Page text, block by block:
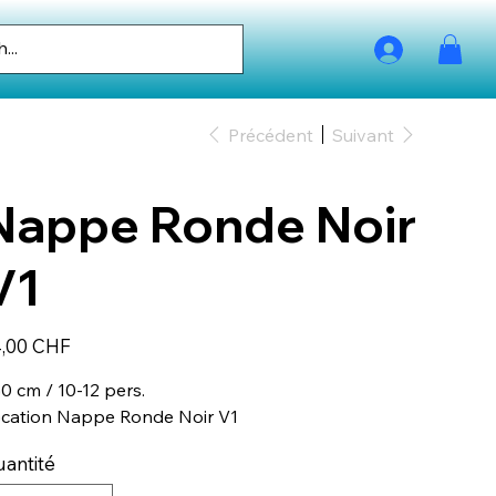
Précédent Suivant
Ronde Noir
CHF
cm / 10-12 pers.
Nappe Ronde Noir V1